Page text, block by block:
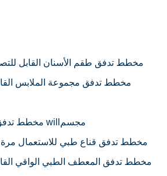
مخطط تدفق طقم الأسنان القابل
مخطط تدفق مجموعة الملابس
مخطط تدفق الغطاء الطبي willمجسم
مخطط تدفق قناع طبي للاستعمال مرة
مخطط تدفق المعطف الطبي الواقي